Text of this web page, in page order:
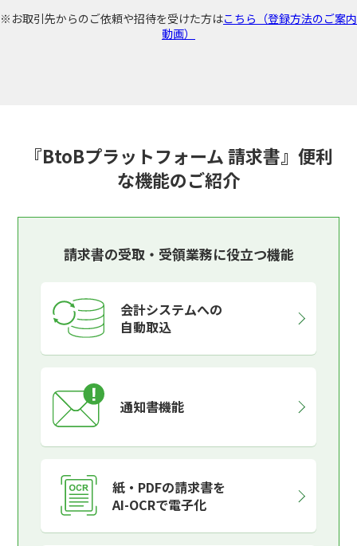
※お取引先からのご依頼や招待を受けた方はこちら（登録方法のご案内
動画）
『BtoBプラットフォーム 請求書』便利
な機能のご紹介
請求書の受取・受領業務に役立つ機能
会計システムへの
自動取込
通知書機能
紙・PDFの請求書を
AI-OCRで電子化